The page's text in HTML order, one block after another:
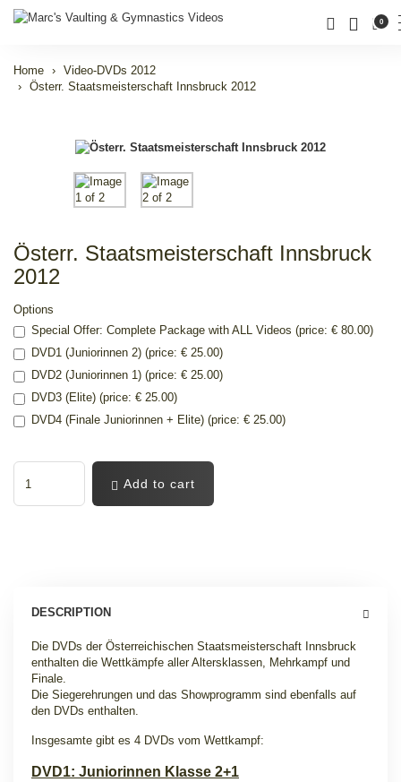
0
Home
Video-DVDs 2012
Österr. Staatsmeisterschaft Innsbruck 2012
Österr. Staatsmeisterschaft Innsbruck
2012
Options
Special Offer: Complete Package with ALL Videos (price: € 80.00)
DVD1 (Juniorinnen 2) (price: € 25.00)
DVD2 (Juniorinnen 1) (price: € 25.00)
DVD3 (Elite) (price: € 25.00)
DVD4 (Finale Juniorinnen + Elite) (price: € 25.00)
Add to cart
DESCRIPTION
Die DVDs der Österreichischen Staatsmeisterschaft Innsbruck
enthalten die Wettkämpfe aller Altersklassen, Mehrkampf und
Finale.
Die Siegerehrungen und das Showprogramm sind ebenfalls auf
den DVDs enthalten.
Insgesamte gibt es 4 DVDs vom Wettkampf:
DVD1: Juniorinnen Klasse 2+1